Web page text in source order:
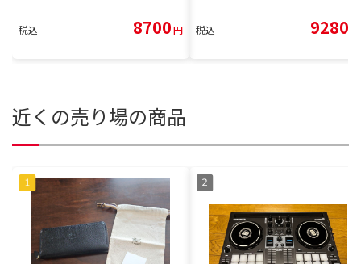
税込 8700円 税込 9280
近くの売り場の商品